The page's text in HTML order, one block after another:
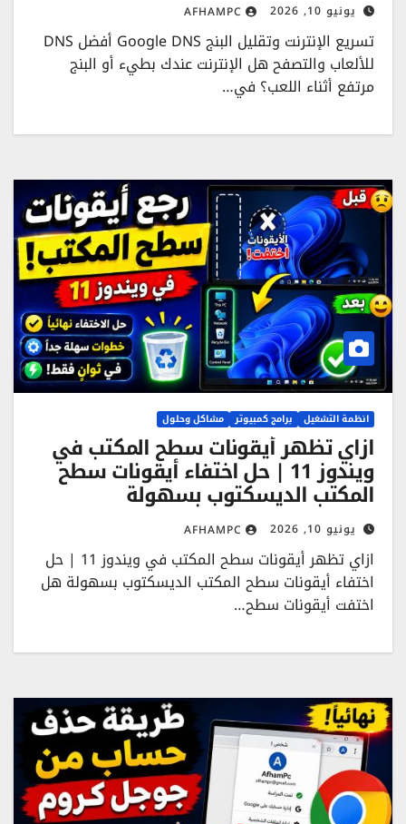
يونيو 10, 2026 AFHAMPC
تسريع الإنترنت وتقليل البنج Google DNS أفضل DNS
للألعاب والتصفح هل الإنترنت عندك بطيء أو البنج
مرتفع أثناء اللعب؟ في…
انظمة التشغيل برامج كمبيوتر مشاكل وحلول
ازاي تظهر أيقونات سطح المكتب في
ويندوز 11 | حل اختفاء أيقونات سطح
المكتب الديسكتوب بسهولة
يونيو 10, 2026 AFHAMPC
ازاي تظهر أيقونات سطح المكتب في ويندوز 11 | حل
اختفاء أيقونات سطح المكتب الديسكتوب بسهولة هل
اختفت أيقونات سطح…